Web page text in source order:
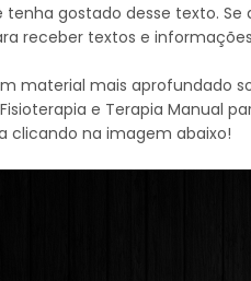
tenha gostado desse texto.
receber textos e
material mais aprofundado
e Terapia Manual
clicando na imagem abaixo!